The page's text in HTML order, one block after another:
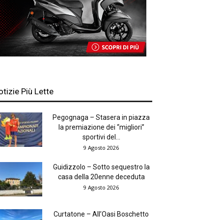
Più Lette
Pegognaga – Stasera in piazza
la premiazione dei “migliori”
sportivi del...
9 Agosto 2026
Guidizzolo – Sotto sequestro la
casa della 20enne deceduta
9 Agosto 2026
Curtatone – All’Oasi Boschetto